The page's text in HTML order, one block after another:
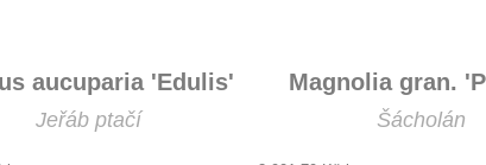
aucuparia 'Edulis'
Jeřáb ptačí
Magnolia gran.
Šácholán